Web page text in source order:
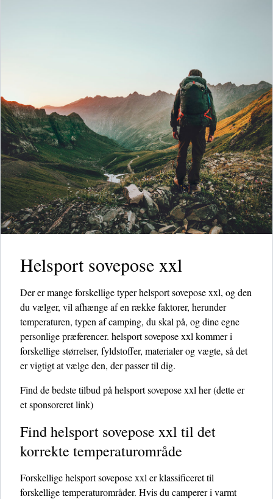
Helsport sovepose xxl
Der er mange forskellige typer helsport sovepose xxl, og den
du vælger, vil afhænge af en række faktorer, herunder
temperaturen, typen af ​​camping, du skal på, og dine egne
personlige præferencer. helsport sovepose xxl kommer i
forskellige størrelser, fyldstoffer, materialer og vægte, så det
er vigtigt at vælge den, der passer til dig.
Find de bedste tilbud på helsport sovepose xxl her(dette er
et sponsoreret link)
Find helsport sovepose xxl til det
korrekte temperaturområde
Forskellige helsport sovepose xxl er klassificeret til
forskellige temperaturområder. Hvis du camperer i varmt